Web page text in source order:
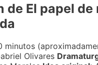
de El papel de
minutos
Olivares